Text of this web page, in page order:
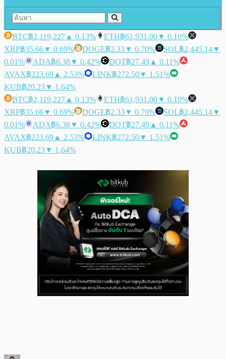
BTC฿2,119,227 ▲ 0.13% ETH฿61,931.00▼ 0.10%
XRP฿35.66▼ 0.69% DOGE฿2.33▼ 0.70% SOL฿2,445.14▼
0.01%
ADA฿6.38▼ 0.42% DOT฿27.49 ▲ 0.11%
AVAX฿223.69 ▲ 2.53% LINK฿272.50▼ 1.51%
KUB฿20.23▼ 1.64%
BTC฿2,119,227 ▲ 0.13% ETH฿61,931.00▼ 0.10%
XRP฿35.66▼ 0.69% DOGE฿2.33▼ 0.70% SOL฿2,445.14▼
0.01%
ADA฿6.38▼ 0.42% DOT฿27.49 ▲ 0.11%
AVAX฿223.69 ▲ 2.53% LINK฿272.50▼ 1.51%
KUB฿20.23▼ 1.64%